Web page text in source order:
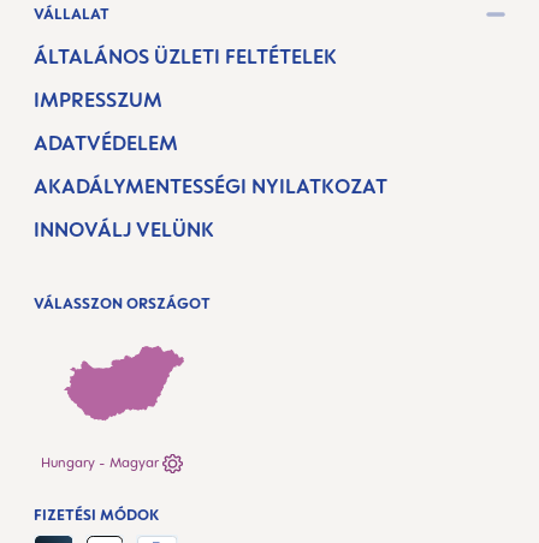
VÁLLALAT
ÁLTALÁNOS ÜZLETI FELTÉTELEK
IMPRESSZUM
ADATVÉDELEM
AKADÁLYMENTESSÉGI NYILATKOZAT
INNOVÁLJ VELÜNK
VÁLASSZON ORSZÁGOT
Hungary - Magyar
FIZETÉSI MÓDOK